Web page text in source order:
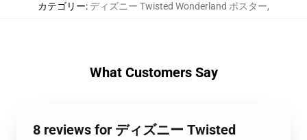
カテゴリー:ディズニー Twisted Wonderland ポスター,
What Customers Say
8 reviews for ディズニー Twisted